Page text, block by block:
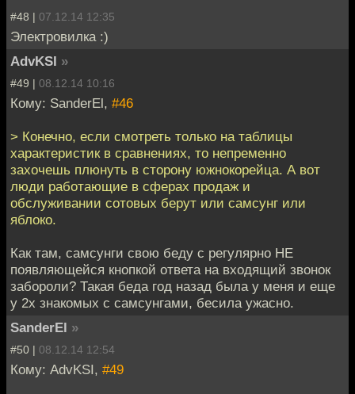
#48 | 07.12.14 12:35
Электровилка :)
AdvKSI »
#49 | 08.12.14 10:16
Кому: SanderEl, #46
> Конечно, если смотреть только на таблицы
характеристик в сравнениях, то непременно
захочешь плюнуть в сторону южнокорейца. А вот
люди работающие в сферах продаж и
обслуживании сотовых берут или самсунг или
яблоко.
Как там, самсунги свою беду с регулярно НЕ
появляющейся кнопкой ответа на входящий звонок
забороли? Такая беда год назад была у меня и еще
у 2х знакомых с самсунгами, бесила ужасно.
SanderEl »
#50 | 08.12.14 12:54
Кому: AdvKSI, #49